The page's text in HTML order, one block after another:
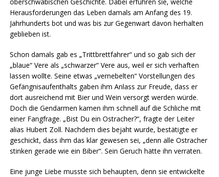
Herausforderungen das Leben damals am Anfang des 19.
Jahrhunderts bot und was bis zur Gegenwart davon herhalten
geblieben ist.
Schon damals gab es „Trittbrettfahrer“ und so gab sich der
„blaue“ Vere als „schwarzer“ Vere aus, weil er sich verhaften
lassen wollte. Seine etwas „vernebelten“ Vorstellungen des
Gefängnisaufenthalts gaben ihm Anlass zur Freude, dass er
dort ausreichend mit Bier und Wein versorgt werden würde.
Doch die Gendarmen kamen ihm schnell auf die Schliche mit
einer Fangfrage. „Bist Du ein Ostracher?“, fragte der Leiter
alias Hubert Zoll. Nachdem dies bejaht wurde, bestätigte er
geschickt, dass ihm das klar gewesen sei, „denn alle Ostracher
stinken gerade wie ein Biber“. Sein Geruch hätte ihn verraten.
Eine junge Liebe musste sich behaupten, denn sie entwickelte